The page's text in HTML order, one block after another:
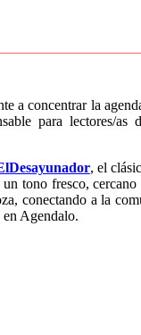
a concentrar la
para lectores/as
, el
tono fresco,
conectando a la
en Agendalo.